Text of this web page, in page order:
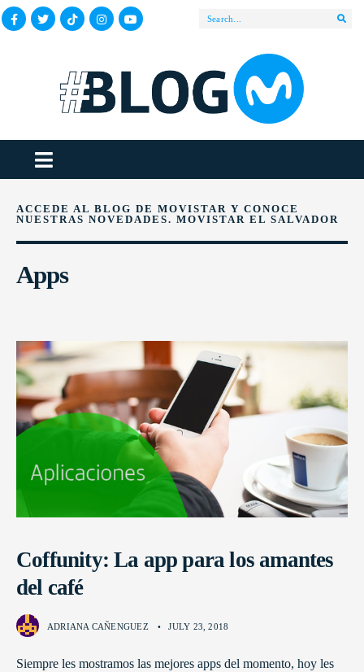
ACCEDE AL BLOG DE MOVISTAR Y CONOCE
NUESTRAS NOVEDADES. MOVISTAR EL SALVADOR
Apps
Coffunity: La app para los amantes
del café
ADRIANA CAÑENGUEZ • JULY 23, 2018
Siempre les mostramos las mejores apps del momento, hoy les